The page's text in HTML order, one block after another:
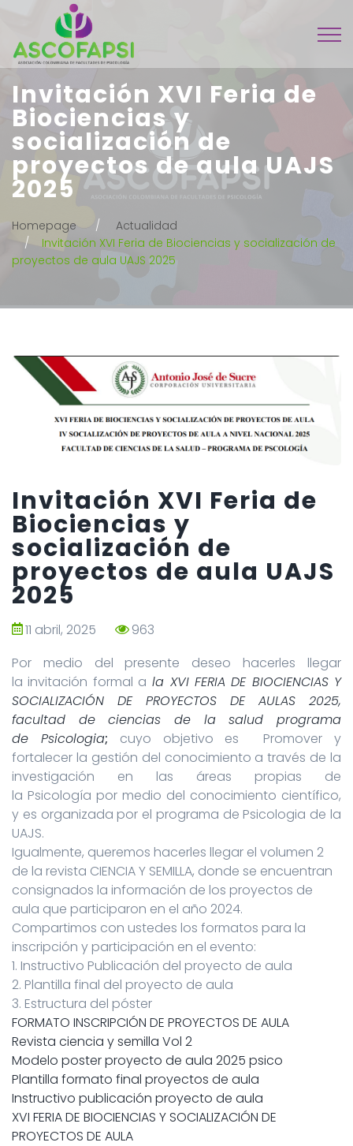
Invitación XVI Feria de
Biociencias y
socialización de
proyectos de aula UAJS
2025
Homepage
Actualidad
Invitación XVI Feria de Biociencias y socialización de
proyectos de aula UAJS 2025
Invitación XVI Feria de
Biociencias y
socialización de
proyectos de aula UAJS
2025
11 abril, 2025
963
Por medio del presente deseo hacerles llegar
la invitación formal a la XVI FERIA DE BIOCIENCIAS Y
SOCIALIZACIÓN DE PROYECTOS DE AULAS 2025,
facultad de ciencias de la salud programa
de Psicologia; cuyo objetivo es
Promover y
fortalecer la gestión del conocimiento a través de la
investigación en las áreas propias de
la Psicología por medio del conocimiento científico,
y es organizada por el programa de Psicologia de la
UAJS.
Igualmente, queremos hacerles llegar el volumen 2
de la revista CIENCIA Y SEMILLA, donde se encuentran
consignados la información de los proyectos de
aula que participaron en el año 2024.
Compartimos con ustedes los formatos para la
inscripción y participación en el evento:
1. Instructivo Publicación del proyecto de aula
2. Plantilla final del proyecto de aula
3. Estructura del póster
FORMATO INSCRIPCIÓN DE PROYECTOS DE AULA
Revista ciencia y semilla Vol 2
Modelo poster proyecto de aula 2025 psico
Plantilla formato final proyectos de aula
Instructivo publicación proyecto de aula
XVI FERIA DE BIOCIENCIAS Y SOCIALIZACIÓN DE
PROYECTOS DE AULA